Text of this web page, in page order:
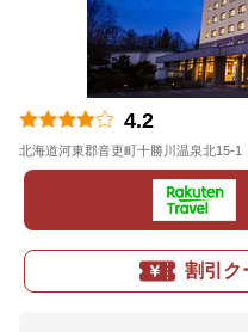
4.2
北海道河東郡音更町十勝川温泉北15-1
割引ク